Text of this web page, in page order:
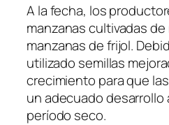
A la fecha, los
manzanas cultivadas
manzanas de frijol.
utilizado semillas
crecimiento para que
un adecuado
período seco.